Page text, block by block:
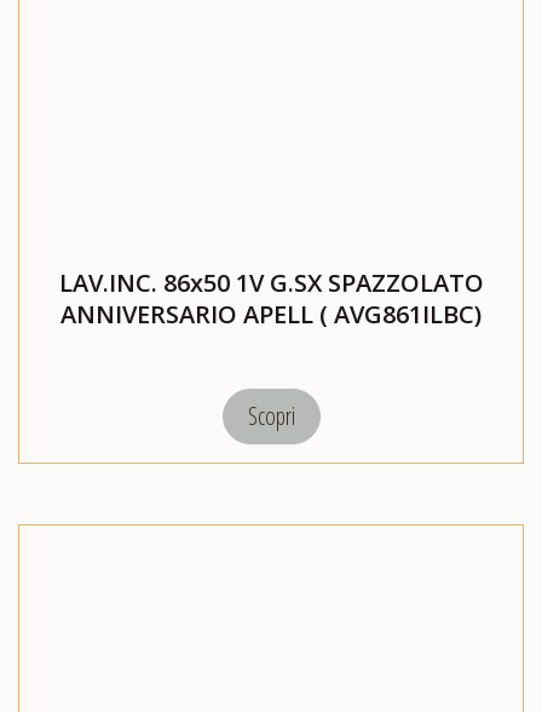
LAV.INC. 86x50 1V G.SX SPAZZOLATO
ANNIVERSARIO APELL ( AVG861ILBC)
Scopri